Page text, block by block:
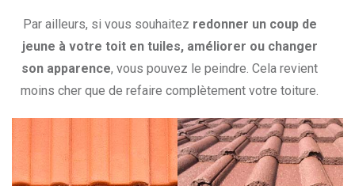
Par ailleurs, si vous souhaitez redonner un coup de
jeune à votre toit en tuiles, améliorer ou changer
son apparence, vous pouvez le peindre. Cela revient
moins cher que de refaire complètement votre toiture.